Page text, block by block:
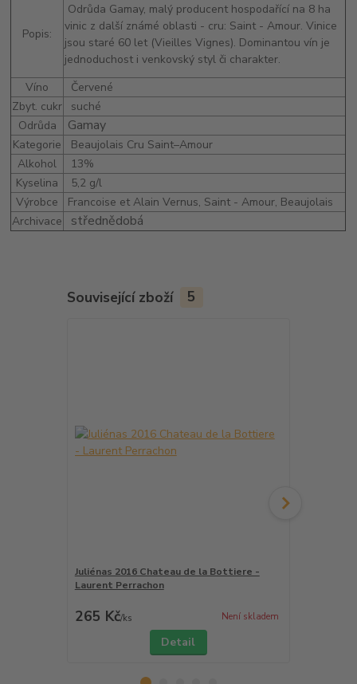
Popis:
Odrůda Gamay, malý producent hospodařící na 8 ha
vinic z další známé oblasti - cru: Saint - Amour. Vinice
jsou staré 60 let (Vieilles Vignes). Dominantou vín je
jednoduchost i venkovský styl či charakter.
Víno
Červené
Zbyt. cukr
suché
Odrůda
Gamay
Kategorie
Beaujolais Cru Saint–Amour
Alkohol
13%
Kyselina
5,2 g/l
Výrobce
Francoise et Alain Vernus, Saint - Amour, Beaujolais
Archivace
střednědobá
Související zboží 5
Juliénas 2016 Chateau de la Bottiere -
Laurent Perrachon
265 Kč/ks Není skladem
Detail